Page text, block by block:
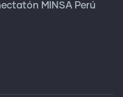
MINSA Perú